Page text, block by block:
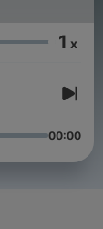
szlaki,
tylko. 🕰️
jest dla
1 x
00:00